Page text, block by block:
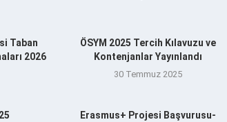
Taban
2026
ÖSYM 2025 Tercih Kılavuzu ve
Kontenjanlar Yayınlandı
30 Temmuz 2025
Erasmus+ Projesi Başvurusu-